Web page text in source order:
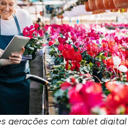
gerações com tablet digital